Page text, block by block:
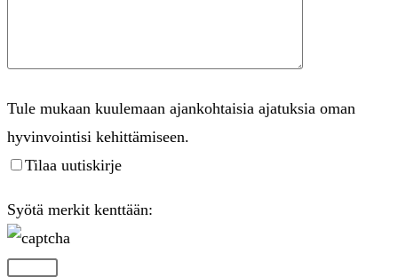
Tule mukaan kuulemaan ajankohtaisia ajatuksia oman
hyvinvointisi kehittämiseen.
Tilaa uutiskirje
Syötä merkit kenttään: